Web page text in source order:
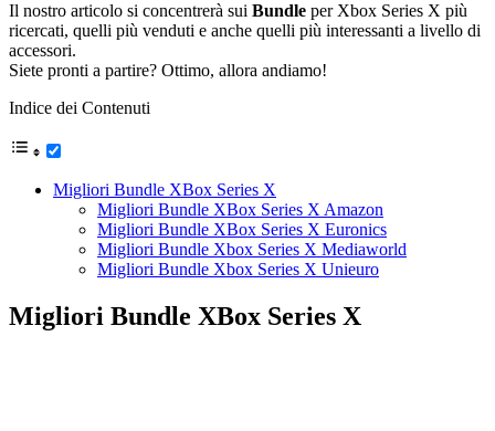
Il nostro articolo si concentrerà sui Bundle per Xbox Series X più
ricercati, quelli più venduti e anche quelli più interessanti a livello di
accessori.
Siete pronti a partire? Ottimo, allora andiamo!
Indice dei Contenuti
Migliori Bundle XBox Series X
Migliori Bundle XBox Series X Amazon
Migliori Bundle XBox Series X Euronics
Migliori Bundle Xbox Series X Mediaworld
Migliori Bundle Xbox Series X Unieuro
Migliori Bundle XBox Series X